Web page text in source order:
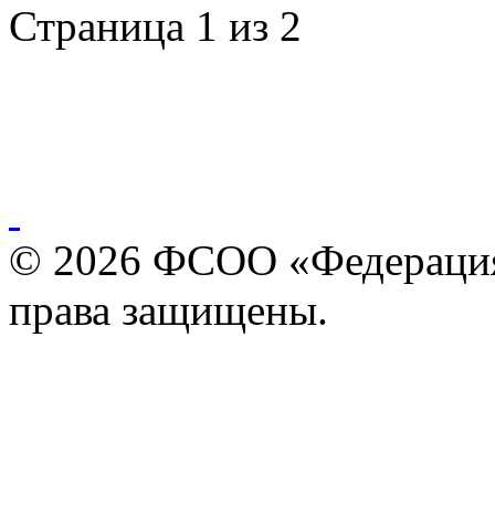
Страница 1 из 2
© 2026 ФСОО
права защищены.